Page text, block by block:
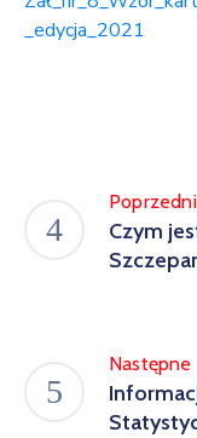
_edycja_2021
Czym
Następne